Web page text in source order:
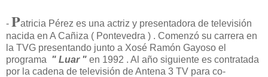
- Patricia Pérez es una actriz y presentadora de televisión
nacida en A Cañiza ( Pontevedra ) . Comenzó su carrera en
la TVG presentando junto a Xosé Ramón Gayoso el
programa " Luar " en 1992 . Al año siguiente es contratada
por la cadena de televisión de Antena 3 TV para co-